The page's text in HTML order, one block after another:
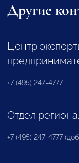
Другие
Центр
+7 (495) 247-4777
Отдел
+7 (495) 247-4777